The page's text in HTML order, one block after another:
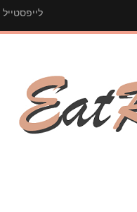
לייפסטייל